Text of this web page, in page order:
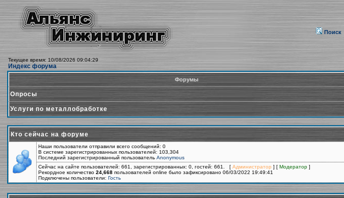
Поиск
Текущее время: 10/08/2026 09:04:29
Индекс форума
Форумы
Опросы
Услуги по металлобработке
Кто сейчас на форуме
Наши пользователи отправили всего сообщений: 0
В системе зарегистрированных пользователей: 103,304
Последний зарегистрированный пользователь Anonymous
Сейчас на сайте пользователей: 661, зарегистрированных: 0, гостей: 661. [ Администратор ] [ Модератор ]
Рекордное количество 24,668 пользователей online было зафиксировано 06/03/2022 19:49:41
Подключены пользователи: Гость